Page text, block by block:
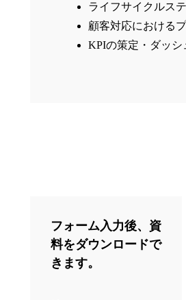
フォーム入力後、資
料をダウンロードで
きます。
ライフサイクルス
顧客対応における
KPIの策定・ダッシ